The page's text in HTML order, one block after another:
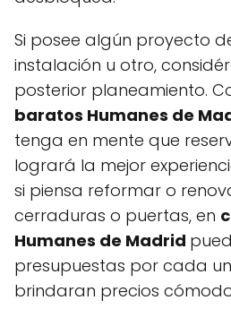
Si posee algún proyecto
instalación u otro,
posterior planeamiento.
baratos Humanes de
tenga en mente que
logrará la mejor
si piensa reformar o
cerraduras o puertas, en
Humanes de Madrid
presupuestas por cada
brindaran precios